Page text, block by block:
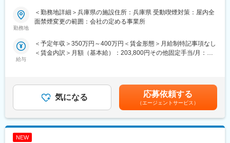
変更の範囲：会社の定める業務
です。
■現場から店舗運営まで段階的に成長できる環境：
レジ・商品管理などの基礎業務からスタートし、将来的には店長
地域のお客様との距離が近く、日々の接客や相談対応を通じて、
信頼される存在として働けます。
■安定した経営基盤のもと、長期的なキャリア形成が可能：
ツルハグループの一員として安定した基盤があり、腰を据えてキ
■業務概要
【スーパー・コートがあるから老後が安心】をミッションにかか
検討されている方やそのご家族に対し、当社の施設をご案内しま
す。しっかりとした研修をご用意していますので、営業経験のな
▼医療機関や居宅介護支援事業所などへの訪問
病院やリハビリ施設、居宅介護支援事業所などを定期的に訪問。
介護施設へのご入居を検討されている方やそのご家族を紹介して
いただきます。
▼施設の案内・説明
勤務地
＜勤務地詳細＞兵庫県の施設住所：兵庫県 受動喫煙対策：屋内全
面禁煙変更の範囲：会社の定める事業所
給与
＜予定年収＞350万円～400万円＜賃金形態＞月給制特記事項なし
＜賃金内訳＞月額（基本給）：203,800円その他固定手当/月：
＞■昇給年1回■賞与（年2回）※賞与についは評価期間外の支給は
ございません月給241,100円＋インセンティブ ※月平均６万円を
獲得しています（契約件数により上下あり）※月給にはみなし残業
手当（13時間分／2万円）を含みます。超過分は別途支給しま
す。賃金はあくまでも目安の金額であり、選考を通じて上下する
気になる 応募依頼する
（エージェントサービス）
NEW